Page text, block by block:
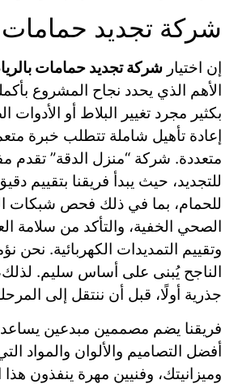
شركة تجديد حمامات
إن اختيار شركة تجديد حمامات
الأهم الذي يحدد نجاح المشروع
بكثير مجرد تغيير البلاط أو الأدوات
إعادة تأهيل شاملة تتطلب خبرة
متعددة. شركة “منزل الدقة” تقدم
للتجديد، حيث يبدأ فريقنا بتقييم
للحمام، بما في ذلك فحص شبكات
الصحي الخفية، والتأكد من سلامة
وتقييم التمديدات الكهربائية. نحن
الناجح يُبنى على أساس سليم.
جذرية أولًا، قبل أن ننتقل إلى
فريقنا يضم مصممين مبدعين
أفضل التصاميم والألوان والمواد
وميزانيتك، وفنيين مهرة ينفذون